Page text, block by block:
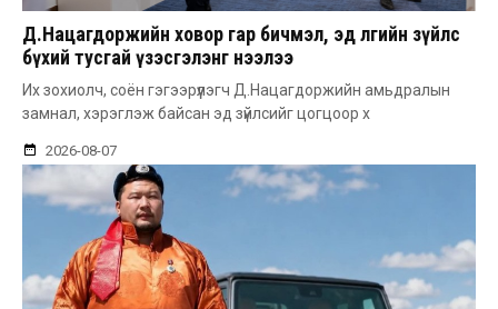
Д.Нацагдоржийн ховор гар бичмэл, эд өлгийн зүйлс
бүхий тусгай үзэсгэлэнг нээлээ
Их зохиолч, соён гэгээрүүлэгч Д.Нацагдоржийн амьдралын
замнал, хэрэглэж байсан эд зүйлсийг цогцоор х
2026-08-07